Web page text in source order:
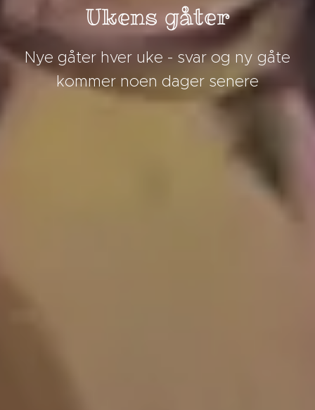
Ukens gåter
Nye gåter hver uke - svar og ny gåte
kommer noen dager senere